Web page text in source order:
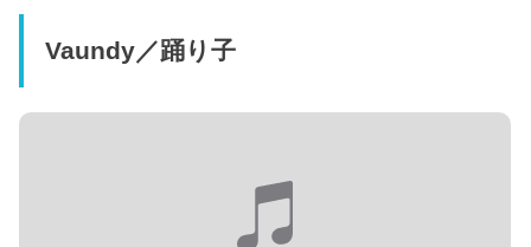
Vaundy／踊り子